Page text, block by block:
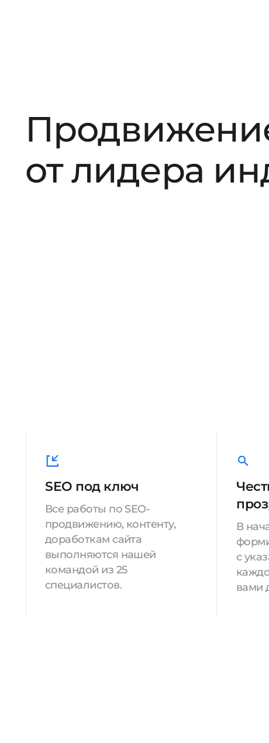
от лидера
SEO под ключ
Все работы по SEO-
продвижению, контенту,
доработкам сайта
выполняются нашей
командой из 25
специалистов.
В
с
вами